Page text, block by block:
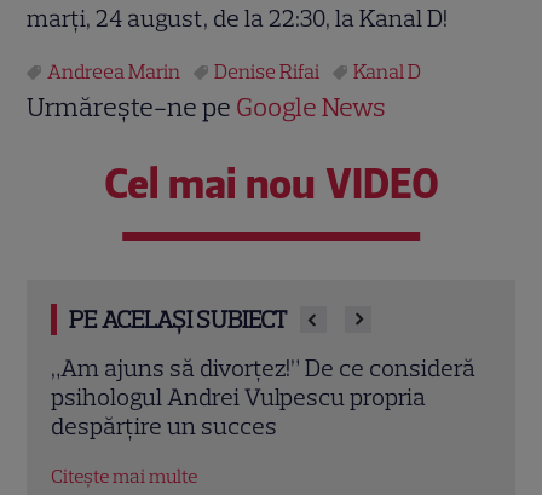
marți, 24 august, de la 22:30, la Kanal D!
Andreea Marin Denise Rifai Kanal D
Urmărește-ne pe Google News
Cel mai nou VIDEO
PE ACELAȘI SUBIECT
Andreea Marin, imagini noi din grădina
casei sale. Ce spune vedeta despre locul
în care își găsește liniștea
Citește mai multe